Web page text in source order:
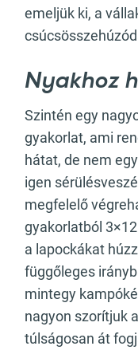
emeljük ki, a
Nyakhoz
Szintén egy
gyakorlat, ami
hátat, de nem
igen
megfelelő
gyakorlatból
a lapockákat
függőleges
mintegy
nagyon szorítjuk
túlságosan át